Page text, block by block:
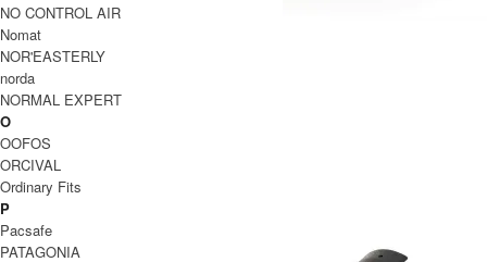
Crush Light
SOLD OUT
GOALZERO
ゴールゼロ
NO CONTROL AIR
Nomat
NOR'EASTERLY
norda
NORMAL EXPERT
O
OOFOS
ORCIVAL
Ordinary Fits
P
Pacsafe
PATAGONIA